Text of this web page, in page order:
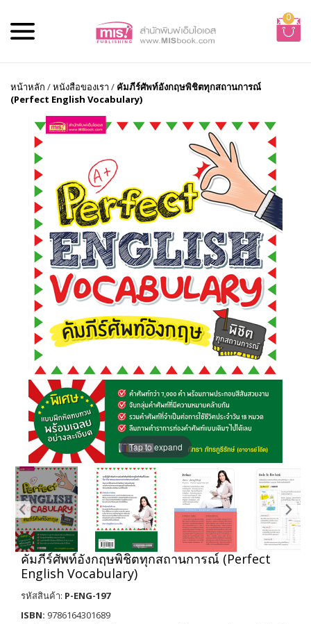
0
หน้าหลัก /หนังสือของเรา / คัมภีร์ศัพท์อังกฤษพิชิตทุกสถานการณ์
(Perfect English Vocabulary)
Tap to expand
คัมภีร์ศัพท์อังกฤษพิชิตทุกสถานการณ์ (Perfect
English Vocabulary)
รหัสสินค้า: P-ENG-197
ISBN: 9786164301689